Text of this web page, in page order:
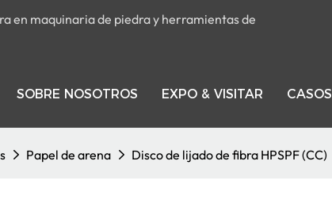
en maquinaria de piedra y herramientas de
SOBRE NOSOTROS EXPO & VISITAR CASOS
Papel de arena Disco de lijado de fibra HPSPF (CC)